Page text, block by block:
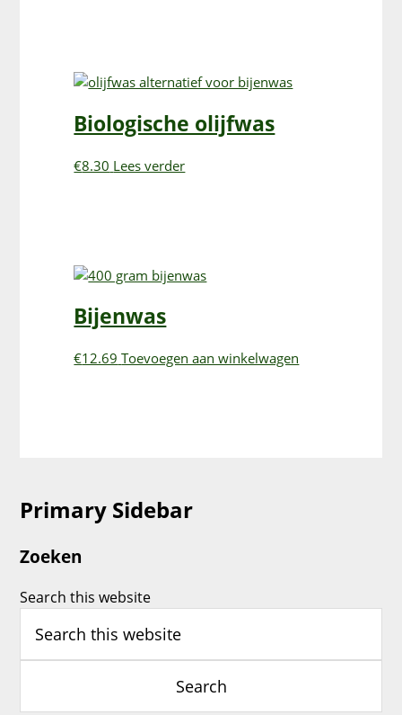
Biologische olijfwas
€8.30 Lees verder
Bijenwas
€12.69 Toevoegen aan winkelwagen
Primary Sidebar
Zoeken
Search this website